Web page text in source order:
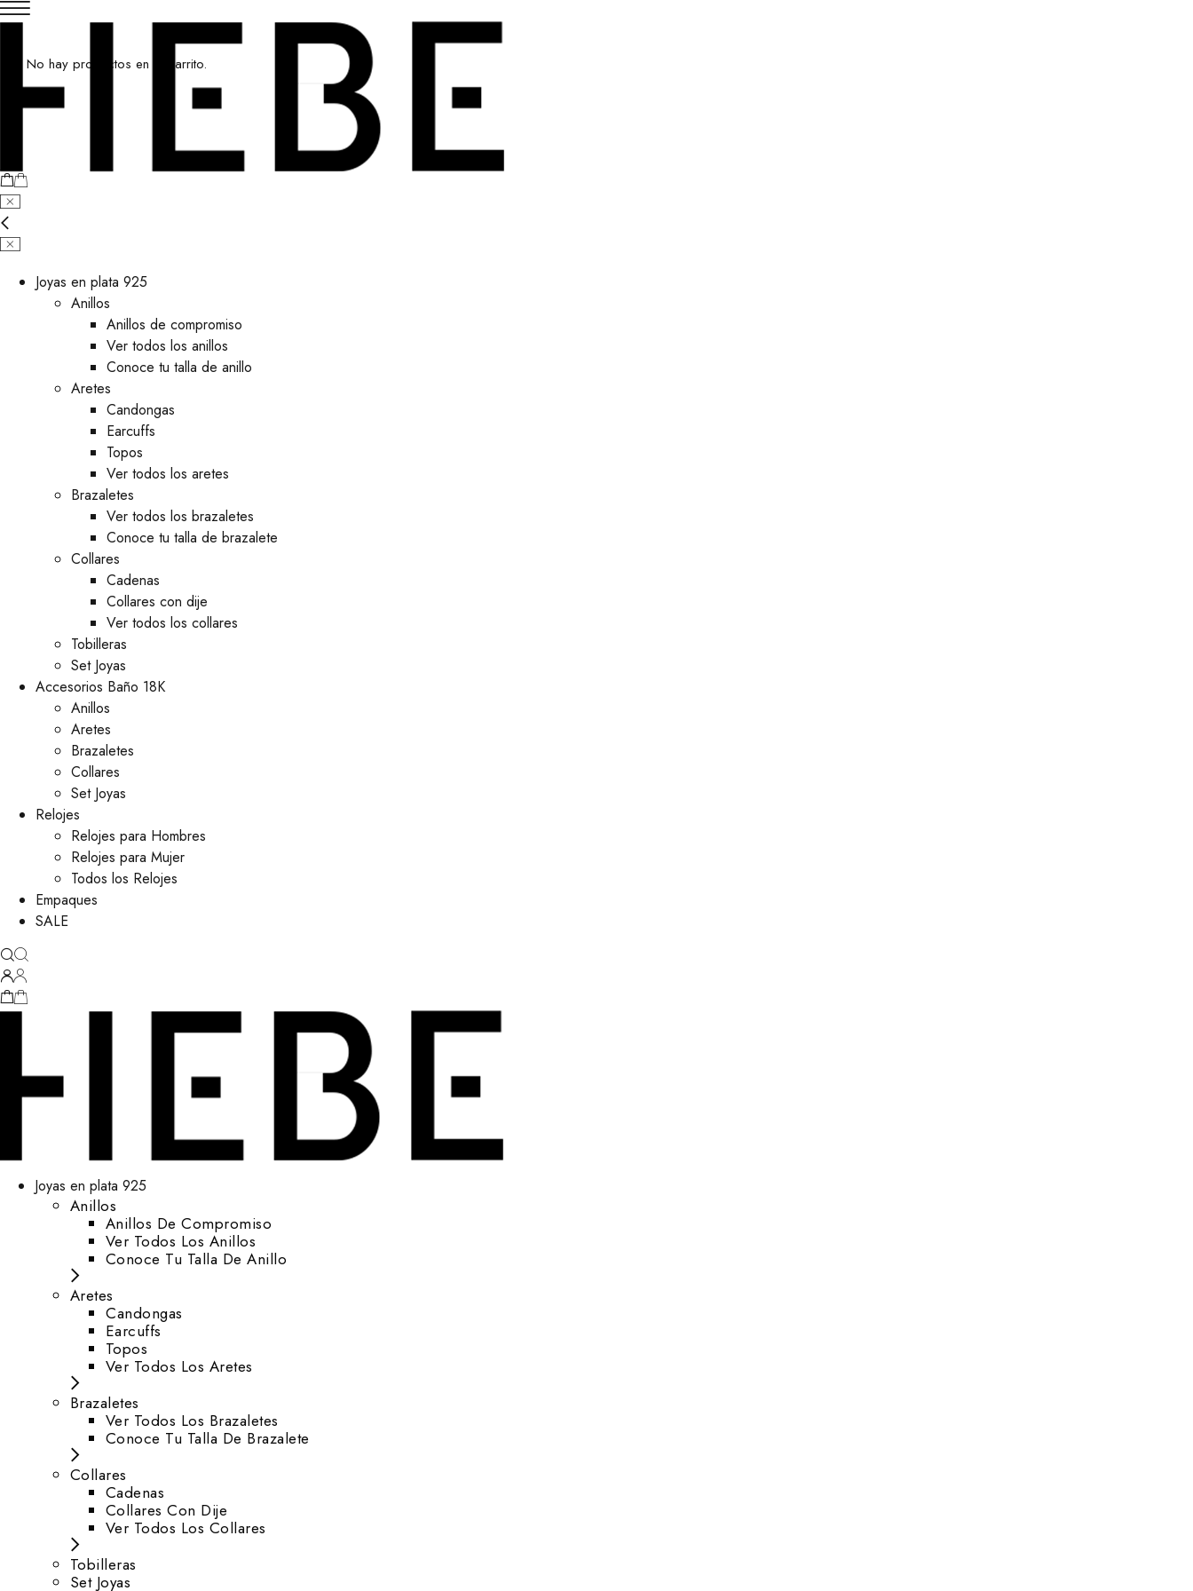
No hay productos en el carrito.
Joyas en plata 925
Anillos
Anillos de compromiso
Ver todos los anillos
Conoce tu talla de anillo
Aretes
⁠Candongas
Earcuffs
Topos
Ver todos los aretes
Brazaletes
Ver todos los brazaletes
Conoce tu talla de brazalete
Collares
Cadenas
Collares con dije
Ver todos los collares
Tobilleras
Set Joyas
Accesorios Baño 18K
Anillos
Aretes
Brazaletes
Collares
Set Joyas
Relojes
Relojes para Hombres
Relojes para Mujer
Todos los Relojes
Empaques
SALE
Joyas en plata 925
Anillos
Anillos De Compromiso
Ver Todos Los Anillos
Conoce Tu Talla De Anillo
Aretes
⁠Candongas
Earcuffs
Topos
Ver Todos Los Aretes
Brazaletes
Ver Todos Los Brazaletes
Conoce Tu Talla De Brazalete
Collares
Cadenas
Collares Con Dije
Ver Todos Los Collares
Tobilleras
Set Joyas